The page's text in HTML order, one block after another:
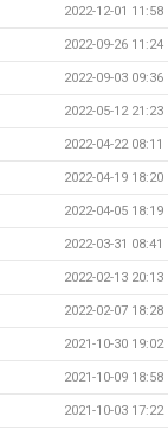
2022-12-01 11:58
2022-09-26 11:24
2022-09-03 09:36
2022-05-12 21:23
2022-04-22 08:11
2022-04-19 18:20
2022-04-05 18:19
2022-03-31 08:41
2022-02-13 20:13
2022-02-07 18:28
2021-10-30 19:02
2021-10-09 18:58
2021-10-03 17:22